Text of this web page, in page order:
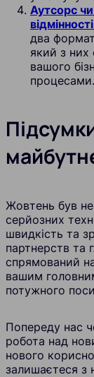
Аутсорс
два
який з них
вашого
процесами.
Жовтень був
серйозних
швидкість та
партнерств та
спрямований
вашим
потужного
Попереду нас
робота над
нового
залишаєтеся з